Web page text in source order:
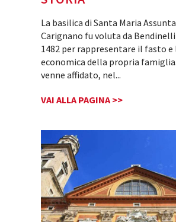
La basilica di Santa Maria
Carignano fu voluta da
1482 per rappresentare il fasto
economica della propria
venne affidato, nel...
VAI ALLA PAGINA >>